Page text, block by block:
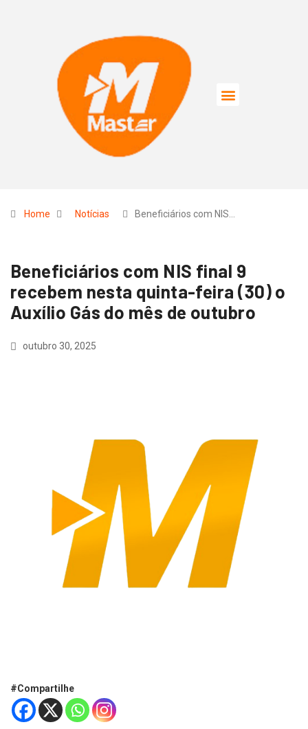
Home Notícias Beneficiários com NIS…
Beneficiários com NIS final 9
recebem nesta quinta-feira (30) o
Auxílio Gás do mês de outubro
outubro 30, 2025
#Compartilhe